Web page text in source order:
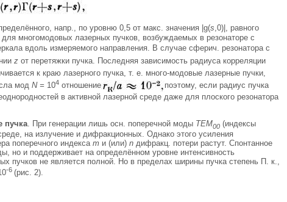
напр., по уровню 0,5 от макс. значения |g(s,0)|, равного
для многомодовых лазерных пучков, возбуждаемых в резонаторе с
вдоль измеряемого направления. В случае сферич. резонатора с
z от перетяжки пучка. Последняя зависимость радиуса корреляции
к краю лазерного пучка, т. е. много-модовые лазерные пучки,
мод N = 104 отношение
поэтому, если радиус пучка
в активной лазерной среде даже для плоского резонатора
пучка . При генерации лишь осн. поперечной моды ТЕМ00 (индексы
на излучение и дифракционных. Однако этого усиления
поперечного индекса m и (или) n дифракц. потери растут. Спонтанное
но и поддерживает на определённом уровне интенсивность
пучков не является полной. Но в пределах ширины пучка степень П. к.,
-6 (рис. 2).